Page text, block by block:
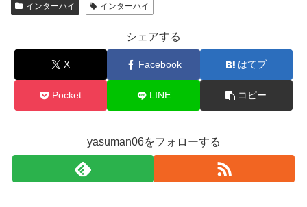
インターハイ インターハイ
シェアする
X Facebook はてブ
Pocket LINE コピー
yasuman06をフォローする